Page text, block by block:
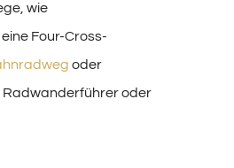
wie
Four-Cross-
oder
Radwanderführer oder